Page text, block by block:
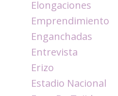
Elongaciones
Emprendimiento
Enganchadas
Entrevista
Erizo
Estadio Nacional